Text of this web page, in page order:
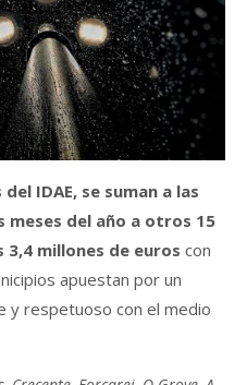
IDAE, se suman a las
meses del año a otros 15
3,4 millones de euros con
apuestan por un
y respetuoso con el medio